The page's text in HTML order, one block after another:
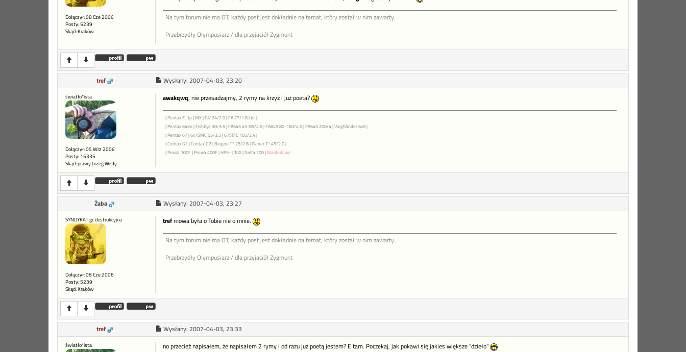
Dołączył: 08 Cze 2006
Posty: 5239
Skąd: Kraków
Na tym forum nie ma OT, każdy post jest dokładnie na temat, który został w nim zawarty.
Przebrzydły Olympusiarz / dla przyjaciół Zygmunt
tref Wysłany: 2007-04-03, 23:20
światło*ista
Dołączył: 05 Wrz 2006
Posty: 15335
Skąd: prawy brzeg Wisły
awakqwq, nie przesadzajmy, 2 rymy na krzyż i już poeta?
| Pentax Z-1p | MX | FA*24/2.0 | FA 77/1.8 Ltd |
| Pentax 645n | FishEye 30/3.5 | FA645 45-85/4.5 | FA645 80-160/4.5 | FA645 200/4 | Voigtländer 6x9 |
| Pentax 67 | 6x7SMC 55/3.5 | 67SMC 105/2.4 |
| Contax G1 | Contax G2 | Biogon T* 28/2.8 | Planar T* 45/2.0 |
| Provia 100F | Provia 400F | HP5+ | TriX | Delta 100 |Waidodayo!
Żaba Wysłany: 2007-04-03, 23:27
SYNDYKAT gr. destrukcyjna
Dołączył: 08 Cze 2006
Posty: 5239
Skąd: Kraków
trefmowa była o Tobie nie o mnie.
Na tym forum nie ma OT, każdy post jest dokładnie na temat, który został w nim zawarty.
Przebrzydły Olympusiarz / dla przyjaciół Zygmunt
tref Wysłany: 2007-04-03, 23:33
światło*ista no przecież napisałem, że napisałem 2 rymy i od razu już poetą jestem? E tam. Poczekaj, jak pokawi się jakies większe "dzieło"